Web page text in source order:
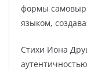
формы
языком,
Стихи Иона